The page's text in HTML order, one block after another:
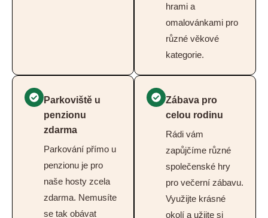
hrami a
omalovánkami pro
různé věkové
kategorie.
Parkoviště u
penzionu
zdarma
Parkování přímo u
penzionu je pro
naše hosty zcela
zdarma. Nemusíte
se tak obávat
Zábava pro
celou rodinu
Rádi vám
zapůjčíme různé
společenské hry
pro večerní zábavu.
Využijte krásné
okolí a užijte si